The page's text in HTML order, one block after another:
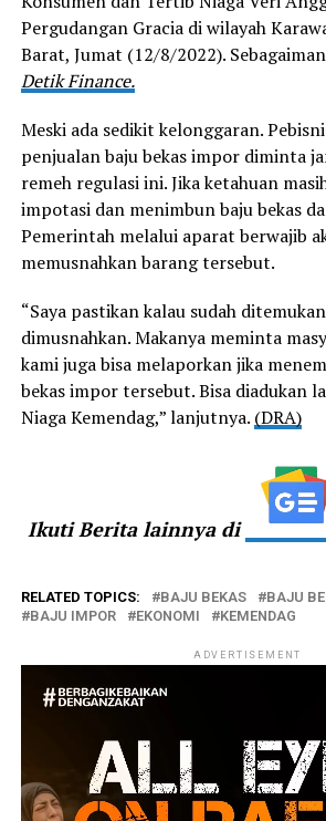
Pergudangan Gracia di wilayah
Barat, Jumat (12/8/2022).
Detik Finance.
Meski ada sedikit kelonggaran.
penjualan baju bekas impor diminta
remeh regulasi ini. Jika ketahuan
impotasi dan menimbun baju bekas
Pemerintah melalui aparat berwajib
memusnahkan barang tersebut.
“Saya pastikan kalau sudah
dimusnahkan. Makanya meminta
kami juga bisa melaporkan jika
bekas impor tersebut. Bisa diadukan
Niaga Kemendag,” lanjutnya. (DRA)
Ikuti Berita lainnya di
RELATED TOPICS: BAJU BEKAS
BAJU
BAJU IMPOR
EKONOMI KEMENDAG
ADVERTISEMENT